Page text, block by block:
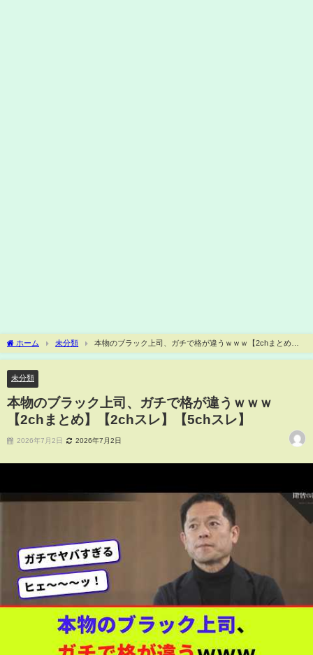
ホーム 未分類
本物のブラック上司、ガチで格が違うｗｗｗ【2chまとめ】
【2chスレ】【5chスレ】
未分類
本物のブラック上司、ガチで格が違うｗｗｗ
【2chまとめ】【2chスレ】【5chスレ】
2026年7月2日 2026年7月2日